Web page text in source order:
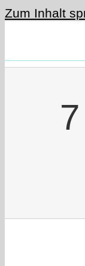
Zum Inhalt